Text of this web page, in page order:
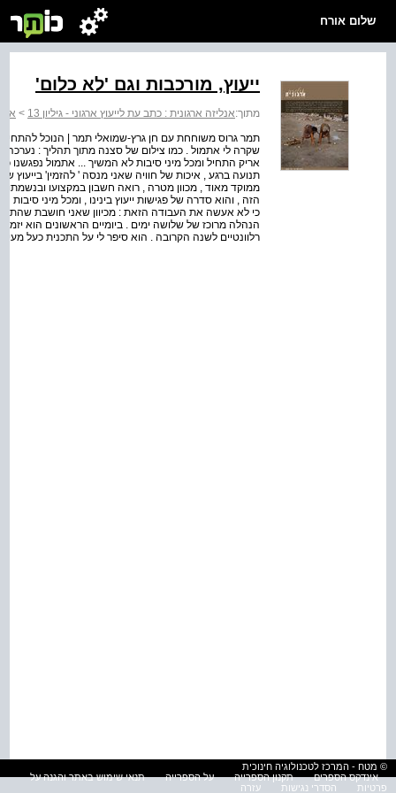
שלום אורח
ייעוץ, מורכבות וגם 'לא כלום'
מתוך:אנליזה ארגונית : כתב עת לייעוץ ארגוני - גיליון 13 >
תמר גרוס משוחחת עם חן גרץ-שמואלי תמר | הנוכל
שקרה לי אתמול . כמו צילום של סצנה מתוך תהליך :
אריק התחיל ומכל מיני סיבות לא המשיך ... אתמול נפגשנו
תנועה ברגע , איכות של חוויה שאני מנסה ' להזמין' בייעוץ
ממוקד מאוד , מכוון מטרה , רואה חשבון במקצועו
הזה , והוא סדרה של פגישות ייעוץ בינינו , ומכל מיני
כי לא אעשה את העבודה הזאת : מכיוון שאני חושבת
הנהלה מרוכז של שלושה ימים . ביומיים הראשונים הוא
רלוונטיים לשנה הקרובה . הוא סיפר לי על התכנית כעל
© מטח - המרכז לטכנולוגיה חינוכית
אינדקס הספרים
תקנון הספרייה על הספרייה
תנאי שימוש באתר והגנה על
פרטיות
הסדרי נגישות עזרה